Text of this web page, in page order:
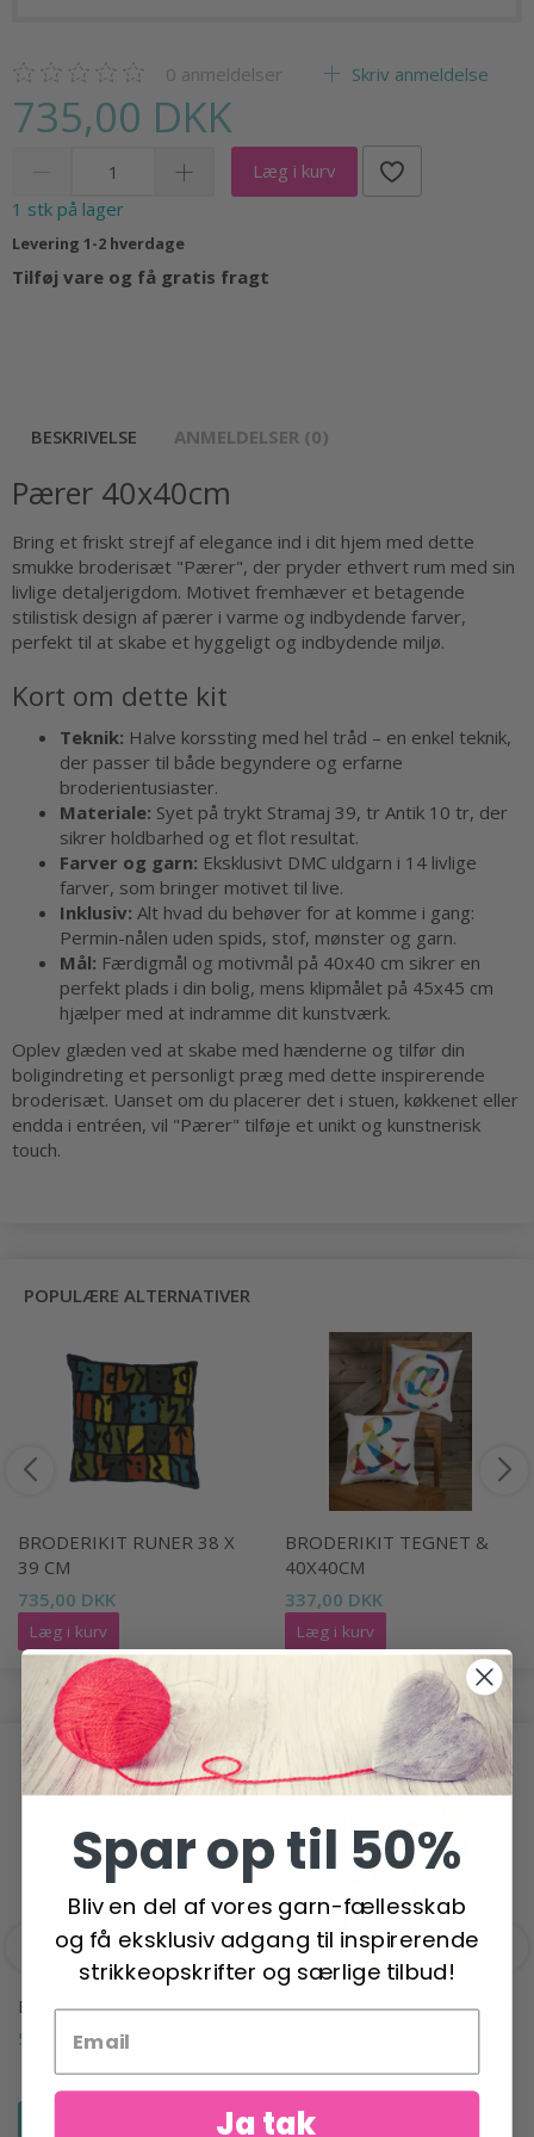
0 anmeldelser Skriv anmeldelse
735,00 DKK
Læg i kurv
1 stk på lager
Levering 1-2 hverdage
Tilføj vare og få gratis fragt
BESKRIVELSE ANMELDELSER (0)
Pærer 40x40cm
Bring et friskt strejf af elegance ind i dit hjem med dette
smukke broderisæt "Pærer", der pryder ethvert rum med sin
livlige detaljerigdom. Motivet fremhæver et betagende
stilistisk design af pærer i varme og indbydende farver,
perfekt til at skabe et hyggeligt og indbydende miljø.
Kort om dette kit
Teknik: Halve korssting med hel tråd – en enkel teknik,
der passer til både begyndere og erfarne
broderientusiaster.
Materiale: Syet på trykt Stramaj 39, tr Antik 10 tr, der
sikrer holdbarhed og et flot resultat.
Farver og garn: Eksklusivt DMC uldgarn i 14 livlige
farver, som bringer motivet til live.
Inklusiv: Alt hvad du behøver for at komme i gang:
Permin-nålen uden spids, stof, mønster og garn.
Mål: Færdigmål og motivmål på 40x40 cm sikrer en
perfekt plads i din bolig, mens klipmålet på 45x45 cm
hjælper med at indramme dit kunstværk.
Oplev glæden ved at skabe med hænderne og tilfør din
boligindreting et personligt præg med dette inspirerende
broderisæt. Uanset om du placerer det i stuen, køkkenet eller
endda i entréen, vil "Pærer" tilføje et unikt og kunstnerisk
touch.
POPULÆRE ALTERNATIVER
BRODERIKIT RUNER 38 X
39 CM
735,00 DKK
Læg i kurv
BRODERIKIT TEGNET &
40X40CM
337,00 DKK
Læg i kurv
ANDRE HAR OGSÅ SET
BC GARN LINO
54,95 DKK
BRODERIKIT VALMUE 60 X
Læg i kurv
Spar op til 50%
Bliv en del af vores garn-fællesskab
og få eksklusiv adgang til inspirerende
strikkeopskrifter og særlige tilbud!
Ja tak